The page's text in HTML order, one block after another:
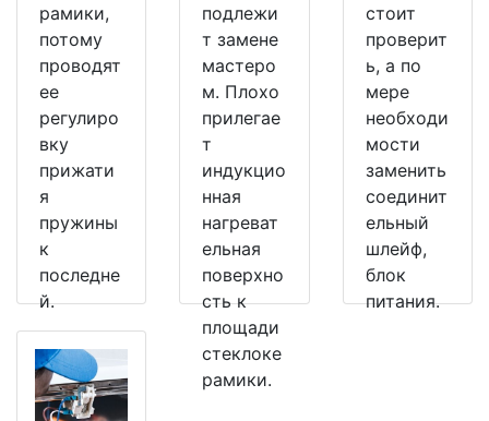
рамики,
потому
проводят
ее
регулиро
вку
прижати
я
пружины
к
последне
й.
подлежи
т замене
мастеро
м. Плохо
прилегае
т
индукцио
нная
нагреват
ельная
поверхно
сть к
площади
стеклоке
рамики.
стоит
проверит
ь, а по
мере
необходи
мости
заменить
соединит
ельный
шлейф,
блок
питания.